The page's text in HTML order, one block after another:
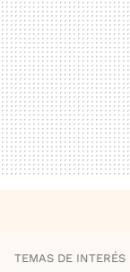
TEMAS DE INTERÉS